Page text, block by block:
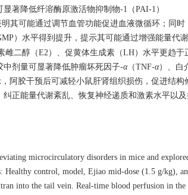
著降低纤溶酶原激活物抑制物-1（PAI-1）
明其可能通过调节血管功能促进血液微循环；同时
）水平得到提升，提示其可能通过增强能量代
二醇（E2）、促黄体生成素（LH）水平更趋于
剂量可显著降低肿瘤坏死因子-α（TNF-α）、白
阿胶干预后可减轻小鼠肝肾组织损伤，促进结构
正能量代谢紊乱、恢复神经递质和激素水平以及
microcirculatory disorders in mice and
Healthy control, model, Ejiao mid-dose (1.5 g/kg),
into the tail vein. Real-time blood perfusion in the